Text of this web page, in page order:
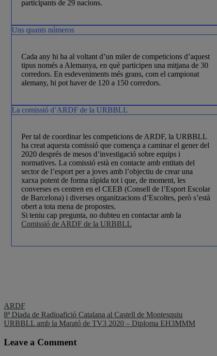
participants de 29 nacions.
Uns quants números
Cada any hi ha al voltant d’un miler de competicions d’aquest
tipus només a Alemanya, en què participen una mitjana de 30
corredors. En esdeveniments més grans, com el campionat
alemany, hi pot haver de 120 a 150 corredors.
La comissió d’ARDF de la URBBLL
Per tal de coordinar les competicions de ARDF, la URBBLL
ha creat aquesta comissió que comença a caminar el gener del
2020 després de mesos d’investi­ga­ció sobre equips i
normatives. La comissió està en contacte amb entitats del
sector de l’esport per a joves amb l’objectiu de crear una
xarxa potent de forma ràpida tot i que, de moment, les
converses es centren en el CEEB (Consell de l’Esport Escolar
de Barcelona) i diverses organitzacions d’Escoltes, però s’està
obert a tota mena de propostes.
Si teniu cap pregunta, no dubteu en contactar amb la
Comissió de ARDF de la URBBLL
ARDF
Navegació
d'entrades
8ª Diada de Radioafició Catalana al Castell de Montesquiu
URBBLL amb la Marató de TV3 2020 – Diploma EH3MMM
Leave a Comment